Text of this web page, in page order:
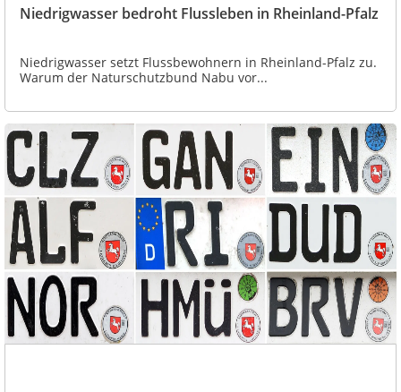
Niedrigwasser bedroht Flussleben in Rheinland-Pfalz
Niedrigwasser setzt Flussbewohnern in Rheinland-Pfalz zu.
Warum der Naturschutzbund Nabu vor...